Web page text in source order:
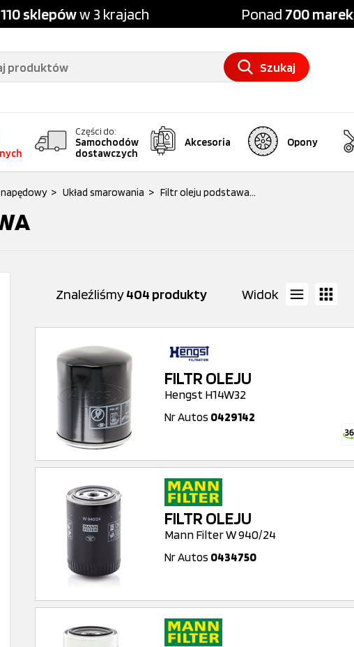
110 sklepóww 3 krajach Ponad 700 marek
Szukaj
Części do:
Samochodów
dostawczych
Akcesoria Opony
napędowy > Układ smarowania > Filtr oleju podstawa...
Znaleźliśmy404 produkty Widok
FILTR OLEJU
Hengst H14W32
Nr Autos 0429142
FILTR OLEJU
Mann Filter W 940/24
Nr Autos 0434750